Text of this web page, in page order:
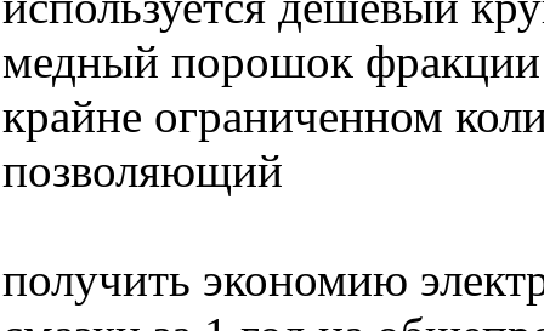
медный порошок
крайне ограниченном
позволяющий
получить экономию